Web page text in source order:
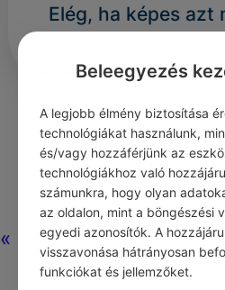
«
Elég, ha képes azt
Nincs még hozzászólás.
Beleegyezés
A legjobb élmény biztosítása
technológiákat használunk,
és/vagy hozzáférjünk az
technológiákhoz való
számunkra, hogy olyan
az oldalon, mint a böngészési
egyedi azonosítók. A
visszavonása hátrányosan
funkciókat és jellemzőket.